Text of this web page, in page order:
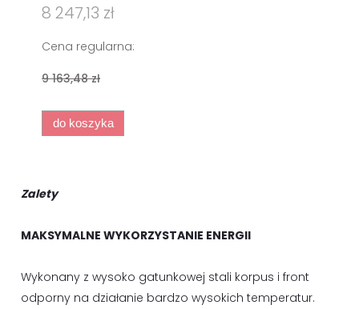
8 247,13 zł
Cena regularna:
9 163,48 zł
do koszyka
Zalety
MAKSYMALNE WYKORZYSTANIE ENERGII
Wykonany z wysoko gatunkowej stali korpus i front
odporny na działanie bardzo wysokich temperatur.